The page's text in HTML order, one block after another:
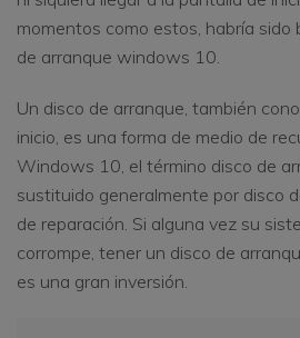
momentos como estos, habría sido
de arranque windows 10.
Un disco de arranque, también
inicio, es una forma de medio de
Windows 10, el término disco de
sustituido generalmente por disco
de reparación. Si alguna vez su
corrompe, tener un disco de
es una gran inversión.